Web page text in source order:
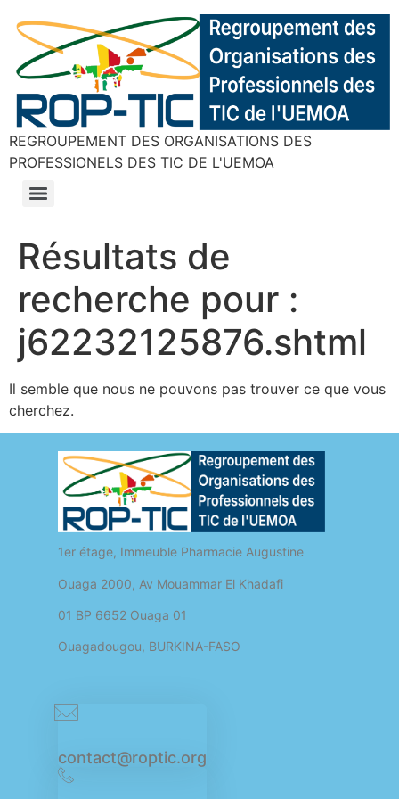
REGROUPEMENT DES ORGANISATIONS DES
PROFESSIONELS DES TIC DE L'UEMOA
Résultats de
recherche pour :
j62232125876.shtml
Il semble que nous ne pouvons pas trouver ce que vous
cherchez.
1er étage, Immeuble Pharmacie Augustine
Ouaga 2000, Av Mouammar El Khadafi
01 BP 6652 Ouaga 01
Ouagadougou, BURKINA-FASO
contact@roptic.org